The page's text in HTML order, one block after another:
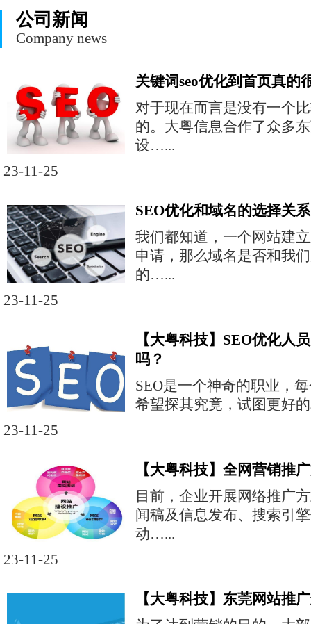
公司新闻
Company news
关键词seo优化到首页真的
对于现在而言是没有一个
的。大粤信息合作了众多
设…...
23-11-25
SEO优化和域名的选择关系
我们都知道，一个网站建
申请，那么域名是否和我
的…...
23-11-25
【大粤科技】SEO优化人
吗？
SEO是一个神奇的职业，
希望探其究竟，试图更好
23-11-25
【大粤科技】全网营销推
目前，企业开展网络推广
闻稿及信息发布、搜索引
动…...
23-11-25
【大粤科技】东莞网站推